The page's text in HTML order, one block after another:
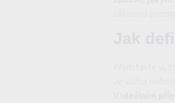
zákazníci
Jak
Představte si,
Je vážná
V ideálním